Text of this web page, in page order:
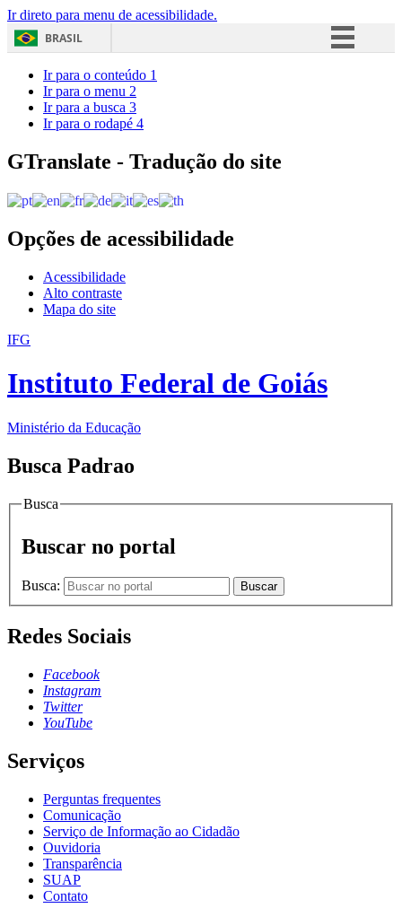
Ir direto para menu de acessibilidade.
BRASIL
Acesso à informação
Ir para o conteúdo 1
Ir para o menu 2
Ir para a busca 3
Ir para o rodapé 4
GTranslate - Tradução do site
Opções de acessibilidade
Acessibilidade
Alto contraste
Mapa do site
IFG
Instituto Federal de Goiás
Ministério da Educação
Busca Padrao
Busca
Buscar no portal
Busca: Buscar
Redes Sociais
Facebook
Instagram
Twitter
YouTube
Serviços
Perguntas frequentes
Comunicação
Serviço de Informação ao Cidadão
Ouvidoria
Transparência
SUAP
Contato